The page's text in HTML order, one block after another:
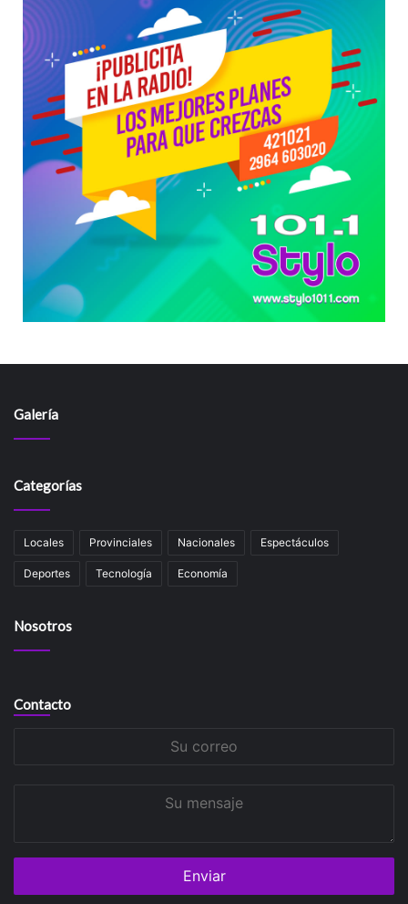
Galería
Categorías
Locales Provinciales Nacionales Espectáculos
Deportes Tecnología Economía
Nosotros
Contacto